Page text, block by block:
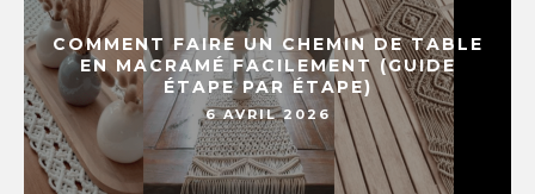
COMMENT FAIRE UN CHEMIN DE TABLE
EN MACRAMÉ FACILEMENT (GUIDE
ÉTAPE PAR ÉTAPE)
6 AVRIL 2026